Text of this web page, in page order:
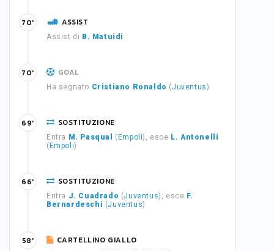
ASSIST
Assist di B. Matuidi
70'
GOAL
Ha segnato Cristiano Ronaldo (Juventus)
70'
SOSTITUZIONE
Entra M. Pasqual ( Empoli), esce L. Antonelli
( Empoli)
69'
SOSTITUZIONE
Entra J. Cuadrado (Juventus), esce F.
Bernardeschi (Juventus)
66'
CARTELLINO GIALLO
58'